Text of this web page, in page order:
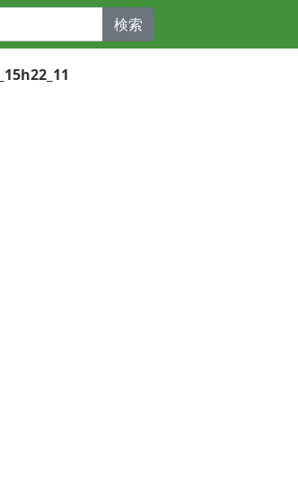
検索